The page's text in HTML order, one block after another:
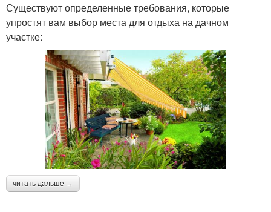
Отдых вместо огорода
Существуют определенные требования, которые
упростят вам выбор места для отдыха на дачном
участке:
читать дальше →